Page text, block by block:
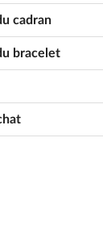
cadran
bracelet